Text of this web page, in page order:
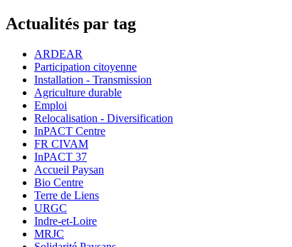
Actualités par tag
ARDEAR
Participation citoyenne
Installation - Transmission
Agriculture durable
Emploi
Relocalisation - Diversification
InPACT Centre
FR CIVAM
InPACT 37
Accueil Paysan
Bio Centre
Terre de Liens
URGC
Indre-et-Loire
MRJC